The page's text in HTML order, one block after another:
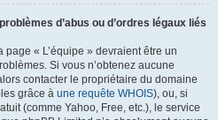
d’abus ou d’ordres légaux liés
« L’équipe » devraient être un
Si vous n’obtenez aucune
contacter le propriétaire du domaine
grâce à une requête WHOIS), ou, si
(comme Yahoo, Free, etc.), le service